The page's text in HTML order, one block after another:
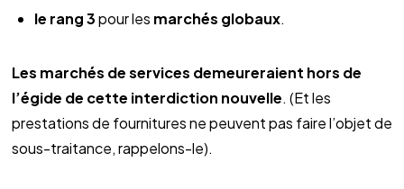
le rang 3pour les marchés globaux.
Les marchés de services demeureraient hors de
l’égide de cette interdiction nouvelle. (Et les
prestations de fournitures ne peuvent pas faire l’objet de
sous-traitance, rappelons-le).